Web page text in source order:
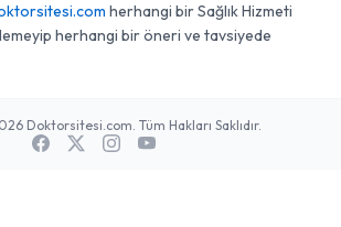
herhangi bir Sağlık Hizmeti
herhangi bir öneri ve tavsiyede
Doktorsitesi.com. Tüm Hakları Saklıdır.